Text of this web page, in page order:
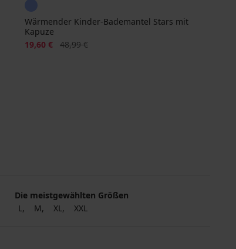
Wärmender Kinder-Bademantel Stars mit
Kapuze
Rabatt
19,60 € Alter Preis
48,99 €
Die meistgewählten Größen
L
M XL XXL